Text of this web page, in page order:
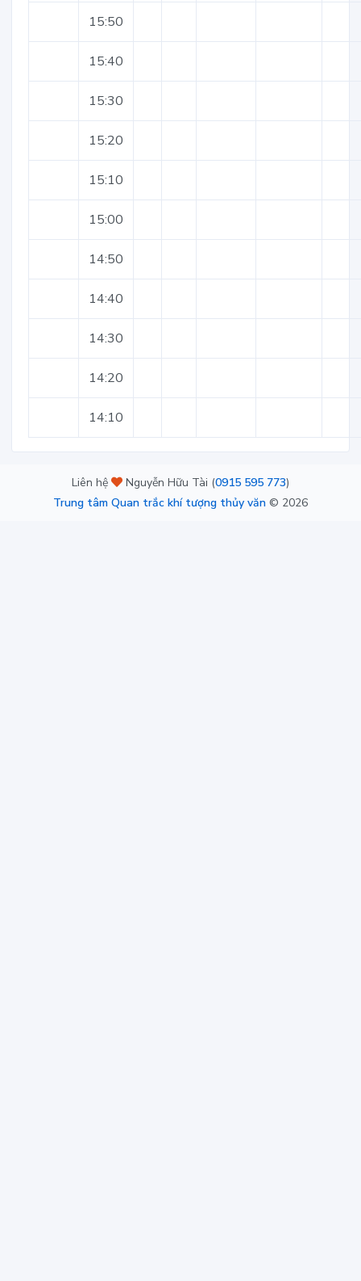
15:50
15:40
15:30
15:20
15:10
15:00
14:50
14:40
14:30
14:20
14:10
Liên hệ Nguyễn Hữu Tài (0915 595 773)
Trung tâm Quan trắc khí tượng thủy văn © 2026